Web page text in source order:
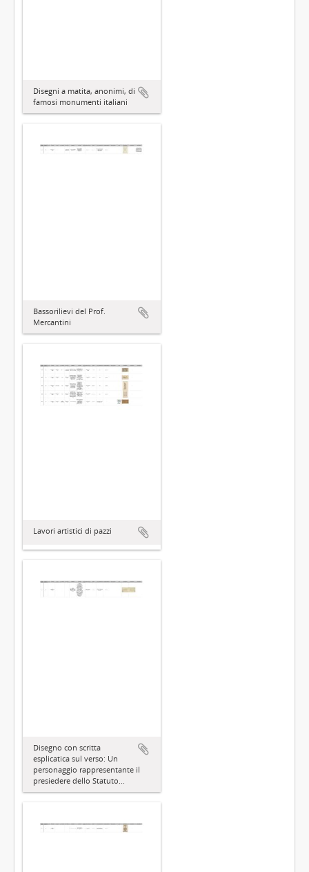
Disegni a matita, anonimi, di
famosi monumenti italiani
Bassorilievi del Prof.
Mercantini
Lavori artistici di pazzi
Disegno con scritta
esplicatica sul verso: Un
personaggio rappresentante il
presiedere dello Statuto...